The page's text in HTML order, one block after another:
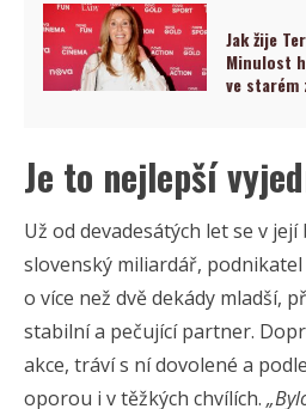
Jak žije
Minulost
ve starém
Je to nejlepší
Už od devadesátých let se v
slovenský miliardář,
o více než dvě dekády mladší,
stabilní a pečující partner.
akce, tráví s ní dovolené a
oporou i v těžkých chvílích.